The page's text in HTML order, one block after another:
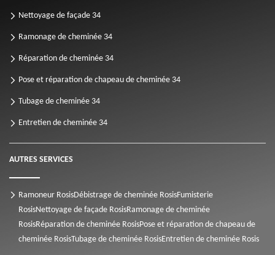
Nettoyage de façade 34
Ramonage de cheminée 34
Réparation de cheminée 34
Pose et réparation de chapeau de cheminée 34
Tubage de cheminée 34
Entretien de cheminée 34
AUTRES SERVICES
Ramoneur RosisDébistrage de cheminée RosisFumisterie
RosisNettoyage de façade RosisRamonage de cheminée
RosisRéparation de cheminée RosisPose et réparation de chapeau de
cheminée RosisTubage de cheminée RosisEntretien de cheminée Rosis